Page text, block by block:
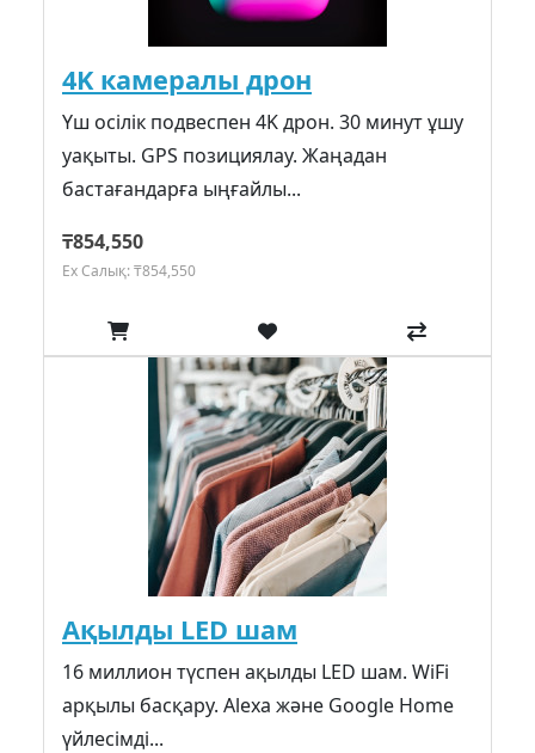
4K камералы дрон
Үш осілік подвеспен 4K дрон. 30 минут ұшу
уақыты. GPS позициялау. Жаңадан
бастағандарға ыңғайлы...
₸854,550
Ex Салық: ₸854,550
Ақылды LED шам
16 миллион түспен ақылды LED шам. WiFi
арқылы басқару. Alexa және Google Home
үйлесімді...